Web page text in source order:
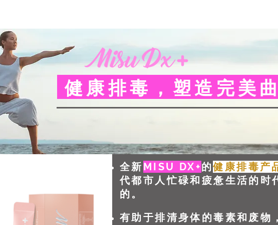
健康排毒，塑造完美
全新 MISU DX+的健康排毒产
代都市人忙碌和疲惫生活的时
的。
有助于排清身体的毒素和废物